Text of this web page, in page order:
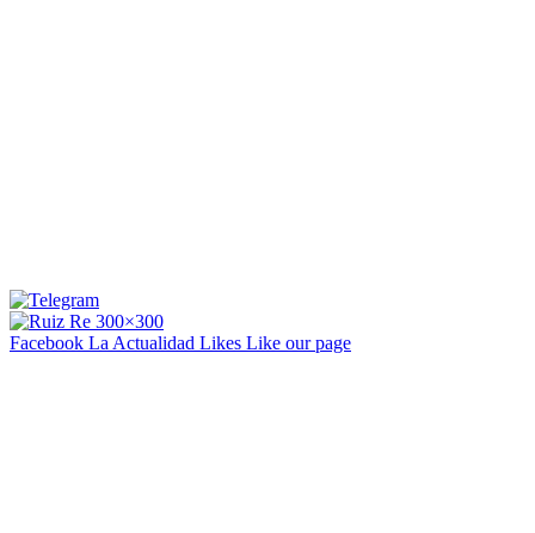
Facebook La Actualidad Likes Like our page